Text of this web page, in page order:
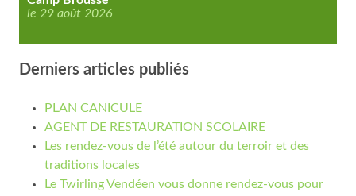
le 29 août 2026
Derniers articles publiés
PLAN CANICULE
AGENT DE RESTAURATION SCOLAIRE
Les rendez-vous de l’été autour du terroir et des
traditions locales
Le Twirling Vendéen vous donne rendez-vous pour